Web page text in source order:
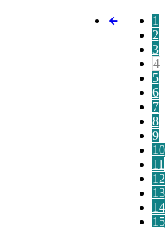
1
2
3
4
5
6
7
8
9
10
11
12
13
14
15